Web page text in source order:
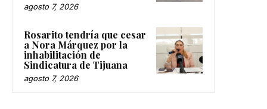
agosto 7, 2026
Rosarito tendría que cesar
a Nora Márquez por la
inhabilitación de
Sindicatura de Tijuana
agosto 7, 2026